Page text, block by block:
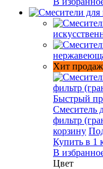
Хит продаж
Быстрый
Смеситель
фильтр
корзину
Купить в 1
В
Цвет